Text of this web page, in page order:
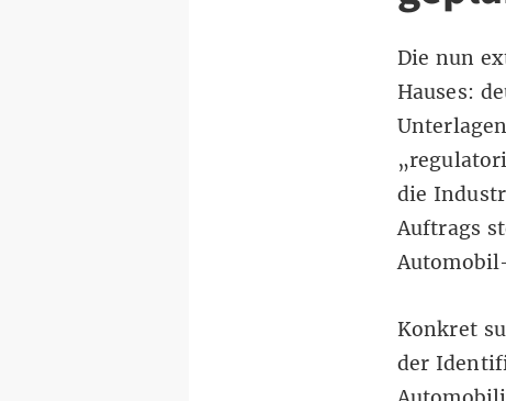
Die nun
Hauses:
die
Auftrags
Konkret
der